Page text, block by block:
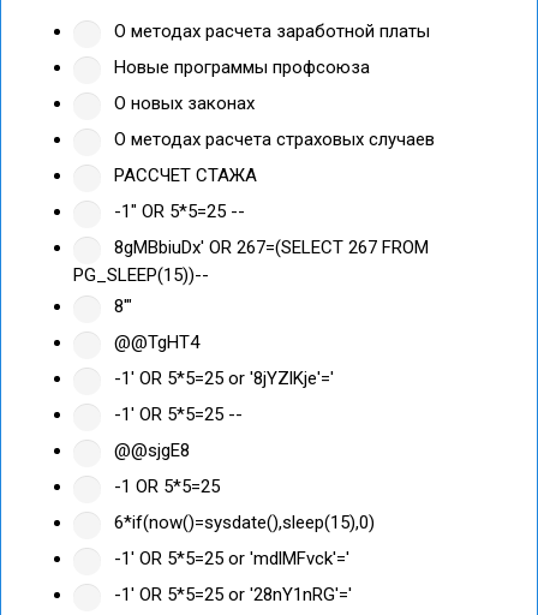
О методах расчета заработной платы
Новые программы профсоюза
О новых законах
О методах расчета страховых случаев
РАССЧЕТ СТАЖА
-1" OR 5*5=25 --
8gMBbiuDx' OR 267=(SELECT 267 FROM
PG_SLEEP(15))--
8'"
@@TgHT4
-1' OR 5*5=25 or '8jYZlKje'='
-1' OR 5*5=25 --
@@sjgE8
-1 OR 5*5=25
6*if(now()=sysdate(),sleep(15),0)
-1' OR 5*5=25 or 'mdlMFvck'='
-1' OR 5*5=25 or '28nY1nRG'='